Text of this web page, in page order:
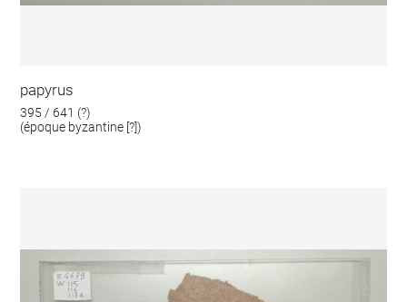
papyrus
395 / 641 (?)
(époque byzantine [?])